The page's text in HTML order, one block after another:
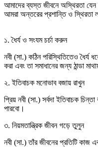
আমাদের ব্যস্ত জীবনে অস্থিরতা
আমরা অন্তরের প্রশান্তি ও স্থিরতা
১. ধৈর্য ও সংযম চর্চা করুন
নবী (সা.) কঠিন পরিস্থিতিতেও ধৈর্য
করা এবং তা সমাধানের জন্য ঠান্ডা
২. ইতিবাচক মনোভাব বজায় রাখুন
প্রিয় নবী (সা.) সর্বদা ইতিবাচক
পারবো।
৩. নিয়মতান্ত্রিক জীবন গড়ে তুলুন
নবী (সা.) তাঁর জীবনের প্রতিটি কাজ